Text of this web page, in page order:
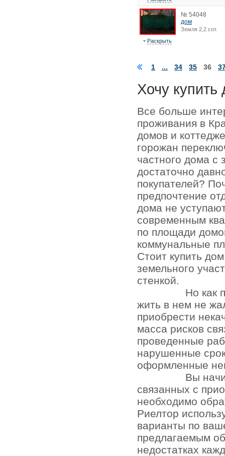
№ 54048
дом
Земля 2,2 сот.
Раскрыть
1 ... 34 35 36
Хочу купить
Все больше
проживания в
домов и
горожан
частного дома с
достаточно
покупателей?
предпочтение
дома не
современным
по площади
коммунальные
Стоит купить
земельного
стенкой.
Но как
жить в нем не
приобрести
масса рисков
проведенные
нарушенные
оформленные
Вы
связанных с
необходимо
Риелтор
варианты по
предлагаемым
недостатках